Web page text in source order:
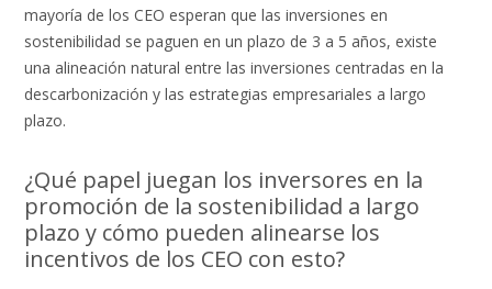
mayoría de los CEO esperan que las inversiones en
sostenibilidad se paguen en un plazo de 3 a 5 años, existe
una alineación natural entre las inversiones centradas en la
descarbonización y las estrategias empresariales a largo
plazo.
¿Qué papel juegan los inversores en la
promoción de la sostenibilidad a largo
plazo y cómo pueden alinearse los
incentivos de los CEO con esto?